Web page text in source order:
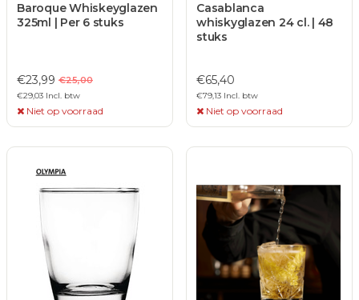
Baroque Whiskeyglazen
325ml | Per 6 stuks
€23,99 €25,00
€29,03 Incl. btw
Niet op voorraad
Casablanca
whiskyglazen 24 cl. | 48
stuks
€65,40
€79,13 Incl. btw
Niet op voorraad